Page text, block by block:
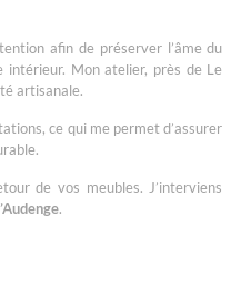
afin de préserver l’âme du
intérieur. Mon atelier, près de Le
artisanale.
ce qui me permet d’assurer
de vos meubles. J’interviens
.